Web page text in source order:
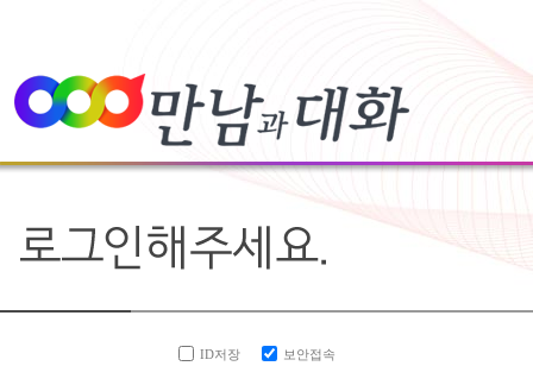
ID저장 보안접속